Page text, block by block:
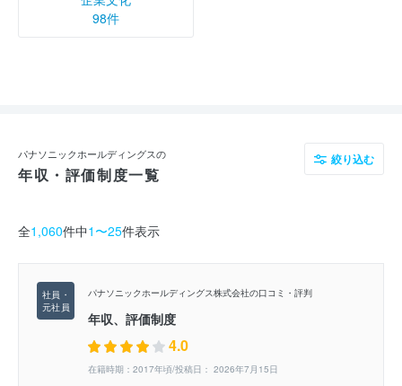
98件
パナソニックホールディングスの
年収・評価制度一覧
絞り込む
全1,060件中1〜25件表示
パナソニックホールディングス株式会社の口コミ・評判
年収、評価制度
4.0
在籍時期：2017年頃/投稿日： 2026年7月15日